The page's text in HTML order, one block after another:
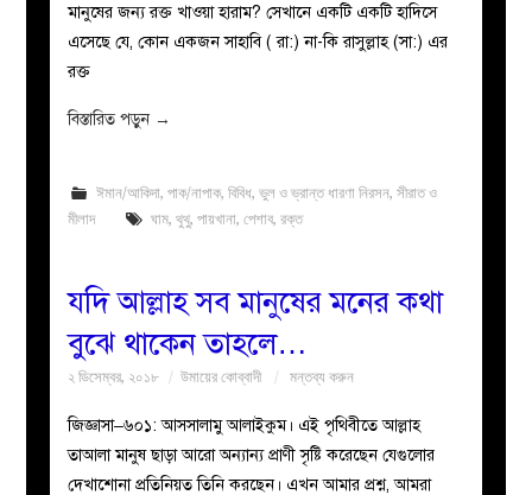
মানুষের জন্য রক্ত খাওয়া হারাম? সেখানে একটি একটি হাদিসে
এসেছে যে, কোন একজন সাহাবি ( রা:) না-কি রাসুল্লাহ (সা:) এর
রক্ত
বিস্তারিত পড়ুন →
ঈমান/আকিদা, পাক/নাপাক, বিবিধ, ভুল ও ভ্রান্ত ধারণা নিরসন, সীরাত ও
মীলাদ
ঘাম, থুথু, পায়খানা, পেশাব, রক্ত
যদি আল্লাহ সব মানুষের মনের কথা
বুঝে থাকেন তাহলে…
২ ডিসেম্বর, ২০১৮ উমায়ের কোব্বাদী মন্তব্য করুন
জিজ্ঞাসা–৬০১: আসসালামু আলাইকুম। এই পৃথিবীতে আল্লাহ
তাআলা মানুষ ছাড়া আরো অন্যান্য প্রাণী সৃষ্টি করেছেন যেগুলোর
দেখাশোনা প্রতিনিয়ত তিনি করছেন। এখন আমার প্রশ্ন, আমরা